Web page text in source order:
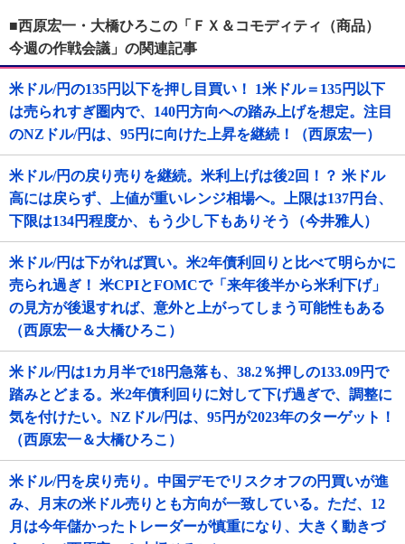
■西原宏一・大橋ひろこの「ＦＸ＆コモディティ（商品）
今週の作戦会議」の関連記事
米ドル/円の135円以下を押し目買い！ 1米ドル＝135円以下
は売られすぎ圏内で、140円方向への踏み上げを想定。注目
のNZドル/円は、95円に向けた上昇を継続！（西原宏一）
米ドル/円の戻り売りを継続。米利上げは後2回！？ 米ドル
高には戻らず、上値が重いレンジ相場へ。上限は137円台、
下限は134円程度か、もう少し下もありそう（今井雅人）
米ドル/円は下がれば買い。米2年債利回りと比べて明らかに
売られ過ぎ！ 米CPIとFOMCで「来年後半から米利下げ」
の見方が後退すれば、意外と上がってしまう可能性もある
（西原宏一＆大橋ひろこ）
米ドル/円は1カ月半で18円急落も、38.2％押しの133.09円で
踏みとどまる。米2年債利回りに対して下げ過ぎで、調整に
気を付けたい。NZドル/円は、95円が2023年のターゲット！
（西原宏一＆大橋ひろこ）
米ドル/円を戻り売り。中国デモでリスクオフの円買いが進
み、月末の米ドル売りとも方向が一致している。ただ、12
月は今年儲かったトレーダーが慎重になり、大きく動きづ